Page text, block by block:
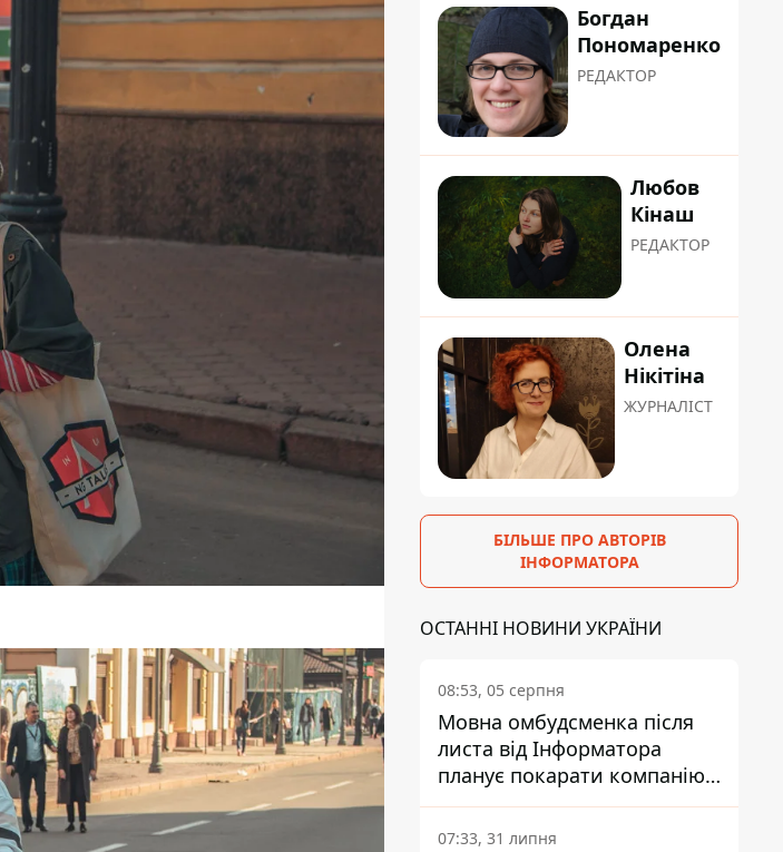
Богдан
Пономаренко
РЕДАКТОР
Любов
Кінаш
РЕДАКТОР
Олена
Нікітіна
ЖУРНАЛІСТ
БІЛЬШЕ ПРО АВТОРІВ
ІНФОРМАТОРА
ОСТАННІ НОВИНИ УКРАЇНИ
08:53, 05 серпня
Мовна омбудсменка після
листа від Інформатора
планує покарати компанію-
підрядника ПриватБанку
07:33, 31 липня